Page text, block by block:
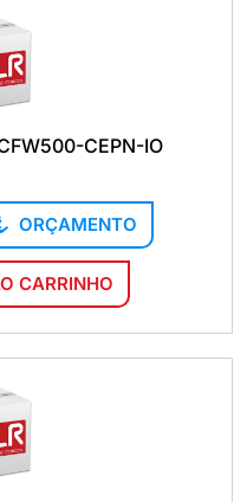
CEPN-IO
ORÇAMENTO
CARRINHO